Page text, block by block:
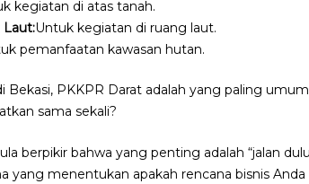
kegiatan di atas tanah.
Laut:Untuk kegiatan di ruang laut.
pemanfaatan kawasan hutan.
Bekasi, PKKPR Darat adalah yang paling
sama sekali?
berpikir bahwa yang penting adalah “jalan
yang menentukan apakah rencana bisnis